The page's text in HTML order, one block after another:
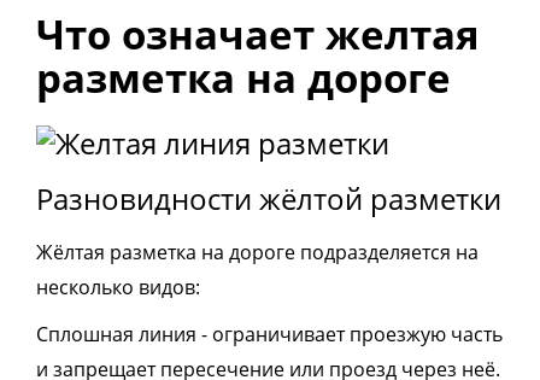
Что означает желтая
разметка на дороге
Разновидности жёлтой разметки
Жёлтая разметка на дороге подразделяется на
несколько видов:
Сплошная линия - ограничивает проезжую часть
и запрещает пересечение или проезд через неё.